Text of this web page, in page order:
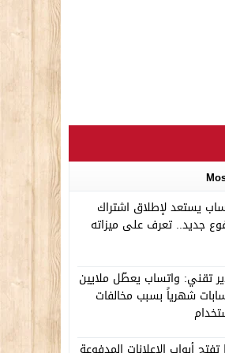
يستعد لإطلاق اشتراك
جديد.. تعرف على ميزاته
تقني: واتساب يعطّل ملايين
شهرياً بسبب مخالفات